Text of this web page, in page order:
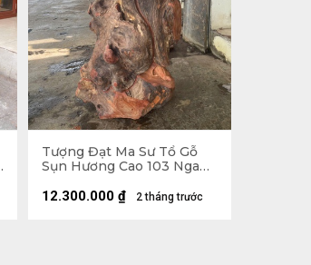
Tượng Đạt Ma Sư Tổ Gỗ
Sụn Hương Cao 103 Ngang
2 tháng trước
12.300.000 ₫